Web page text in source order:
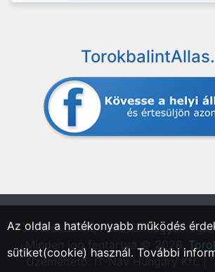
"Törökbálint, Pest vármegyei régió
Minden jog fentartva © 2026.
Üzemeltető: IT-Nav Hungary Kft. |
Az oldal a hatékonyabb működés
sütiket(cookie) használ. További